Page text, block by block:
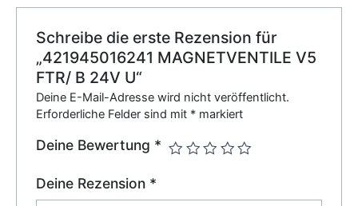
Schreibe die erste Rezension für
„421945016241 MAGNETVENTILE V5
FTR/ B 24V U“
Deine E-Mail-Adresse wird nicht veröffentlicht.
Erforderliche Felder sind mit * markiert
Deine Bewertung *
Deine Rezension *